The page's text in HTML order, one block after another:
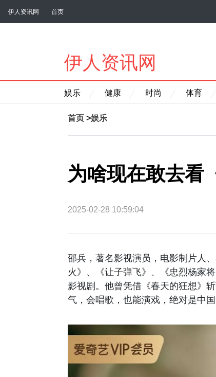
伊人资讯网 首页
伊人资讯网
娱乐 健康 时尚 体育
首页 >娱乐
为啥现在敢去看
2025-02-28 10:59:04
邵兵，著名影视演员，电影制片人
火》、《让子弹飞》、《忠烈杨家
影视剧。他曾凭借《春天的狂想》
气，会唱歌，也能演戏，绝对是中